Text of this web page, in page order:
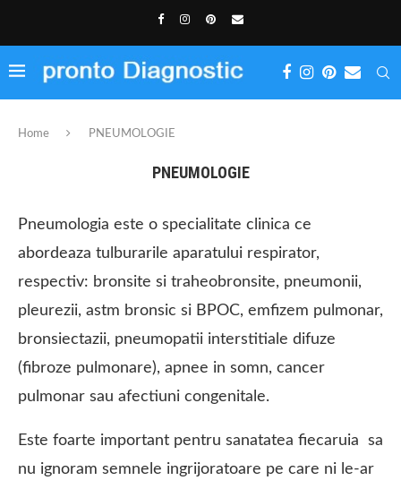
Home PNEUMOLOGIE
PNEUMOLOGIE
Pneumologia este o specialitate clinica ce
abordeaza tulburarile aparatului respirator,
respectiv: bronsite si traheobronsite, pneumonii,
pleurezii, astm bronsic si BPOC, emfizem pulmonar,
bronsiectazii, pneumopatii interstitiale difuze
(fibroze pulmonare), apnee in somn, cancer
pulmonar sau afectiuni congenitale.
Este foarte important pentru sanatatea fiecaruia sa
nu ignoram semnele ingrijoratoare pe care ni le-ar